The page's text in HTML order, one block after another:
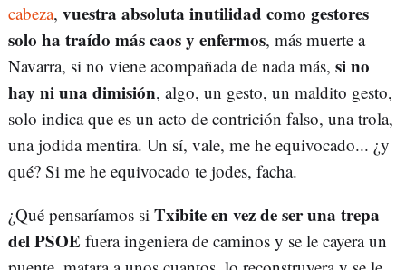
cabeza, vuestra absoluta inutilidad como gestores
solo ha traído más caos y enfermos, más muerte a
Navarra, si no viene acompañada de nada más, si no
hay ni una dimisión, algo, un gesto, un maldito gesto,
solo indica que es un acto de contrición falso, una trola,
una jodida mentira. Un sí, vale, me he equivocado... ¿y
qué? Si me he equivocado te jodes, facha.
¿Qué pensaríamos si Txibite en vez de ser una trepa
del PSOE fuera ingeniera de caminos y se le cayera un